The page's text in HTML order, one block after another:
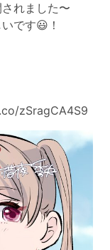
れました〜
です😃！
zSragCA4S9